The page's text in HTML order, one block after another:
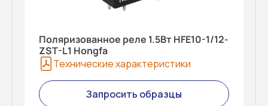
Поляризованное реле 1.5Вт HFE10-1/12-
ZST-L1 Hongfa
Технические характеристики
Запросить образцы